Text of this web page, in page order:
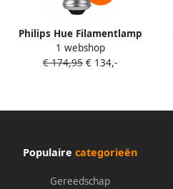
Philips Hue Filamentlamp
White Ambiance Standaard
E27 5-pack
1 webshop
€ 174,95 € 134,-
Populaire categorieën
Gereedschap